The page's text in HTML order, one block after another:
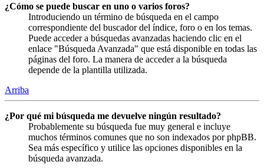
¿Cómo se puede buscar en uno o varios foros?
Introduciendo un término de búsqueda en el campo
correspondiente del buscador del índice, foro o en los temas.
Puede acceder a búsquedas avanzadas haciendo clic en el
enlace "Búsqueda Avanzada" que está disponible en todas las
páginas del foro. La manera de acceder a la búsqueda
depende de la plantilla utilizada.
Arriba
¿Por qué mi búsqueda me devuelve ningún resultado?
Probablemente su búsqueda fue muy general e incluye
muchos términos comunes que no son indexados por phpBB.
Sea más específico y utilice las opciones disponibles en la
búsqueda avanzada.